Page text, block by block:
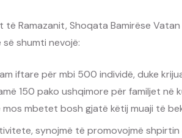
të Ramazanit, Shoqata Bamirëse
së shumti nevojë:
iftare për mbi 500 individë, duke
150 pako ushqimore për familjet në
mbetet bosh gjatë këtij muaji të
synojmë të promovojmë